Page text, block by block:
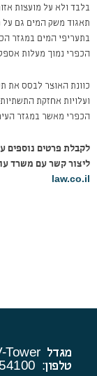
בלבד ולא על מועצות
תאגוד משק המים גם על
בתעריפי המים במגזר
הכפרי נמוך מעלות
כוונת האוצר לבסס את
ועלויות אחזקת
הכפרי מאשר במגזר
לקבלת פרטים נוספים
ליצור קשר עם משרד עו"ד בן
law.co.il
מגדל V-Tower בר כוכבא 23, בני ברק
טלפון: 03-6954100